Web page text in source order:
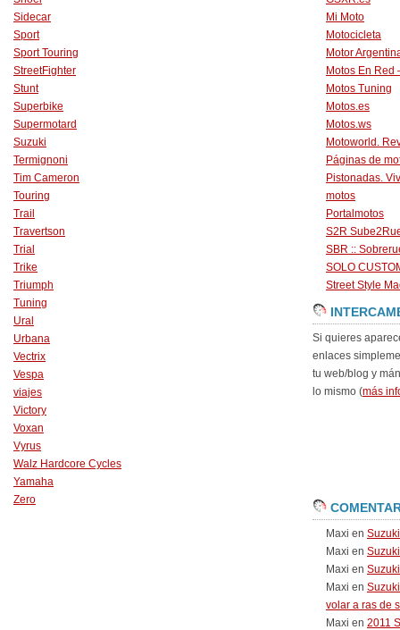
Sidecar
Sport
Sport Touring
StreetFighter
Stunt
Superbike
Supermotard
Suzuki
Termignoni
Tim Cameron
Touring
Trail
Travertson
Trial
Trike
Triumph
Tuning
Ural
Urbana
Vectrix
Vespa
viajes
Victory
Voxan
Vyrus
Walz Hardcore Cycles
Yamaha
Zero
Mi Moto
Motocicleta
Motor
Motos En Red
Motos Tuning
Motos.es
Motos.ws
Motoworld.
Páginas de
Pistonadas.
motos
Portalmotos
S2R
SBR ::
SOLO
Street Style
Si quieres
enlaces
tu web/blog y
lo mismo (más
Maxi en
Maxi en
Maxi en
Maxi en
volar a ras de
Maxi en 2011